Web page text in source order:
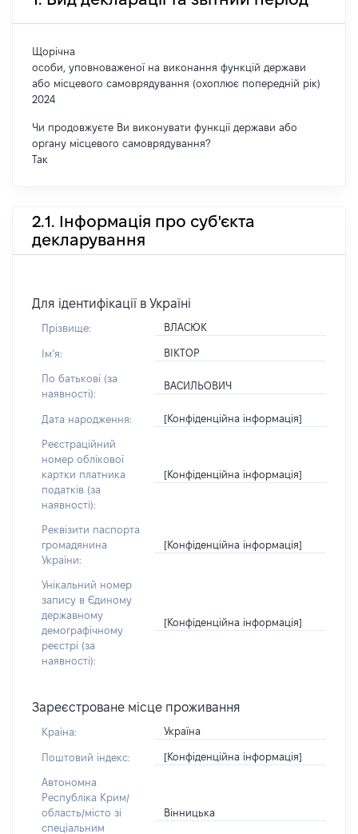
Щорічна
особи, уповноваженої на виконання функцій держави
або місцевого самоврядування (охоплює попередній рік)
2024
Чи продовжуєте Ви виконувати функції держави або
органу місцевого самоврядування?
Так
2.1. Інформація про суб'єкта
декларування
Для ідентифікації в Україні
Прізвище: ВЛАСЮК
Імʼя: ВІКТОР
По батькові (за
наявності):
ВАСИЛЬОВИЧ
Дата народження: [Конфіденційна інформація]
Реєстраційний
номер облікової
картки платника
податків (за
наявності):
[Конфіденційна інформація]
Реквізити паспорта
громадянина
України:
[Конфіденційна інформація]
Унікальний номер
запису в Єдиному
державному
демографічному
реєстрі (за
наявності):
[Конфіденційна інформація]
Зареєстроване місце проживання
Країна: Україна
Поштовий індекс: [Конфіденційна інформація]
Автономна
Республіка Крим/
область/місто зі
спеціальним
Вінницька